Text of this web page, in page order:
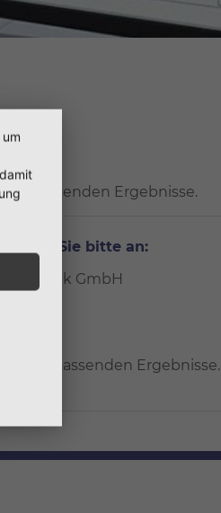
passenden Ergebnisse.
Sie bitte an:
GmbH
keine passenden Ergebnisse.